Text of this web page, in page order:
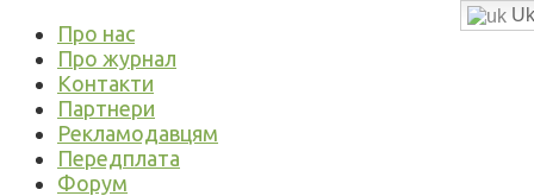
Про нас
Про журнал
Контакти
Партнери
Рекламодавцям
Передплата
Форум